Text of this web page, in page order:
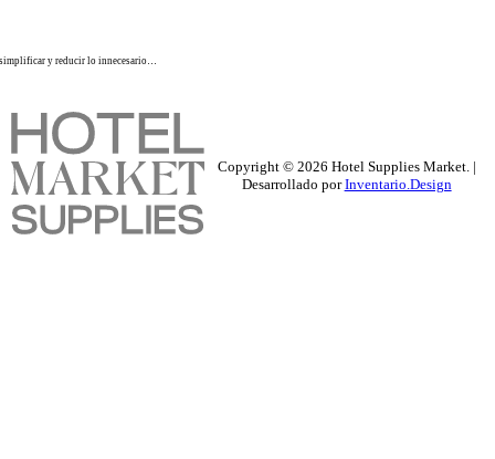
simplificar y reducir lo innecesario…
Copyright © 2026 Hotel Supplies Market. |
Desarrollado porInventario.Design